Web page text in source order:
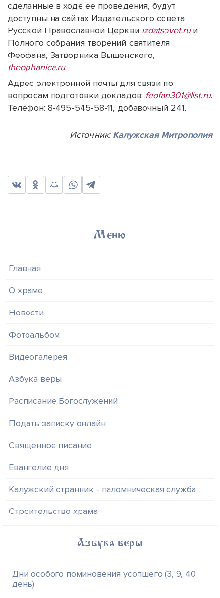
сделанные в ходе ее проведения, будут
доступны на сайтах Издательского совета
Русской Православной Церкви izdatsovet.ruи
Полного собрания творений святителя
Феофана, Затворника Вышенского,
theophanica.ru.
Адрес электронной почты для связи по
вопросам подготовки докладов: feofan301@list.ru.
Телефон: 8-495-545-58-11, добавочный 241.
Источник: Калужская Митрополия
Меню
Главная
О храме
Новости
Фотоальбом
Видеогалерея
Азбука веры
Расписание Богослужений
Подать записку онлайн
Священное писание
Евангелие дня
Калужский странник - паломническая служба
Строительство храма
Азбука веры
Дни особого поминовения усопшего (3, 9, 40
день)